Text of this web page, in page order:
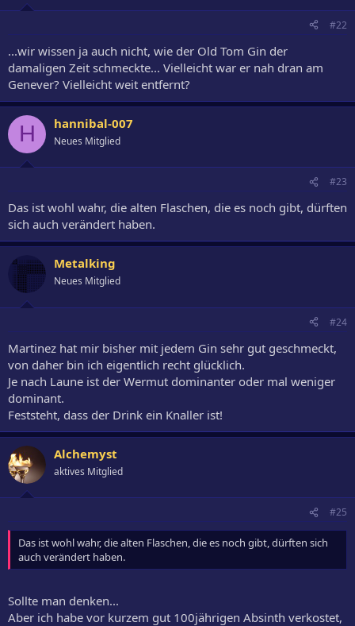
#22
...wir wissen ja auch nicht, wie der Old Tom Gin der
damaligen Zeit schmeckte... Vielleicht war er nah dran am
Genever? Vielleicht weit entfernt?
H hannibal-007
Neues Mitglied
#23
Das ist wohl wahr, die alten Flaschen, die es noch gibt, dürften
sich auch verändert haben.
Metalking
Neues Mitglied
#24
Martinez hat mir bisher mit jedem Gin sehr gut geschmeckt,
von daher bin ich eigentlich recht glücklich.
Je nach Laune ist der Wermut dominanter oder mal weniger
dominant.
Feststeht, dass der Drink ein Knaller ist!
Alchemyst
aktives Mitglied
#25
Das ist wohl wahr, die alten Flaschen, die es noch gibt, dürften sich
auch verändert haben.
Sollte man denken...
Aber ich habe vor kurzem gut 100jährigen Absinth verkostet,